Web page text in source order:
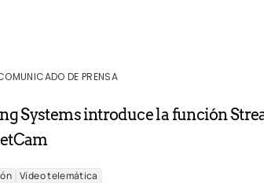
DE PRENSA
Systems introduce la función
Vídeo telemática